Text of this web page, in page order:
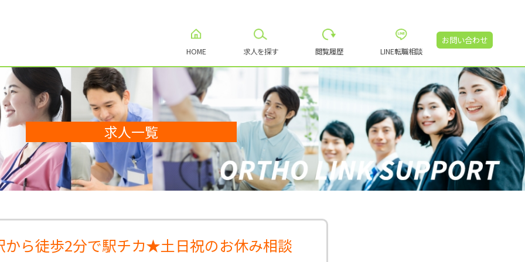
HOME 求人を探す 閲覧履歴 LINE転職相談
お問い合わせ
求人一覧
から徒歩2分で駅チカ★土日祝のお休み相談